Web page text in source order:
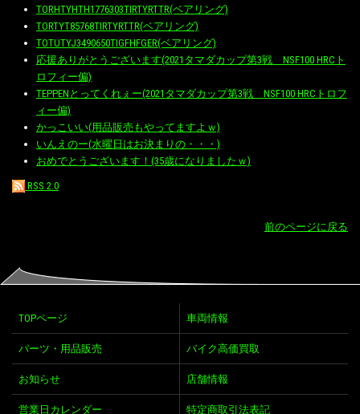
TORHTYHTH1776303TIRTYRTTR(ベアリング)
TORTYT85768TIRTYRTTR(ベアリング)
TOTUTYJ3490650TIGFHFGER(ベアリング)
応援ありがとうございます(2021タマダカップ第3戦 NSF100 HRCト
ロフィー偏)
TEPPENとってくれぇー(2021タマダカップ第3戦 NSF100 HRCトロフ
ィー偏)
かっこいい(用品販売もやってますよｗ)
いんえのー(水曜日はお決まりの・・・)
おめでとうございます！(35歳になりましたｗ)
RSS 2.0
前のページに戻る
TOPページ 車両情報
パーツ・用品販売 バイク高価買取
お知らせ 店舗情報
営業日カレンダー 特定商取引法表記